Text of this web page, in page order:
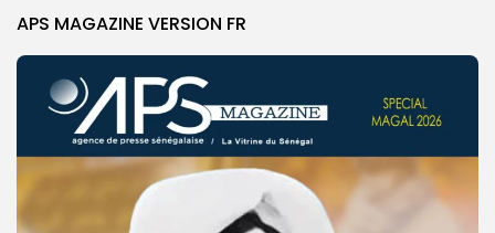
APS MAGAZINE VERSION FR